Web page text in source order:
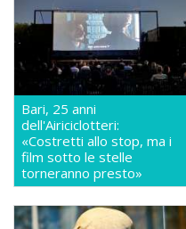
Bari, 25 anni
dell'Airiciclotteri:
«Costretti allo stop, ma i
film sotto le stelle
torneranno presto»